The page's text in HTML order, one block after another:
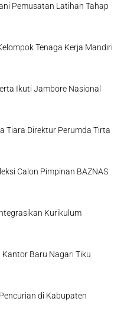
Pemusatan Latihan Tahap
Tenaga Kerja Mandiri
Ikuti Jambore Nasional
Tiara Direktur Perumda Tirta
Calon Pimpinan BAZNAS
Kurikulum
Baru Nagari Tiku
di Kabupaten